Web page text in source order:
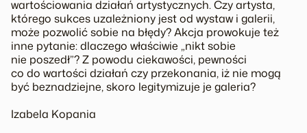
wartościowania działań artystycznych. Czy artysta,
którego sukces uzależniony jest od wystaw i galerii,
może pozwolić sobie na błędy? Akcja prowokuje też
inne pytanie: dlaczego właściwie „nikt sobie
nie poszedł”? Z powodu ciekawości, pewności
co do wartości działań czy przekonania, iż nie mogą
być beznadziejne, skoro legitymizuje je galeria?
Izabela Kopania